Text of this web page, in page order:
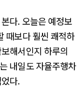
다. 오늘은 예정보
때보다 훨씬 쾌적하
해서인지 하루의
내일도 자율주행차
다.